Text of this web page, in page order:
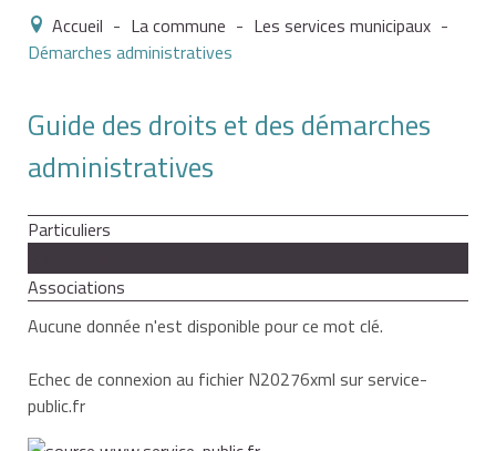
Accueil - La commune - Les services municipaux -
Démarches administratives
Guide des droits et des démarches
administratives
Particuliers
Associations
Aucune donnée n'est disponible pour ce mot clé.
Echec de connexion au fichier N20276xml sur service-
public.fr